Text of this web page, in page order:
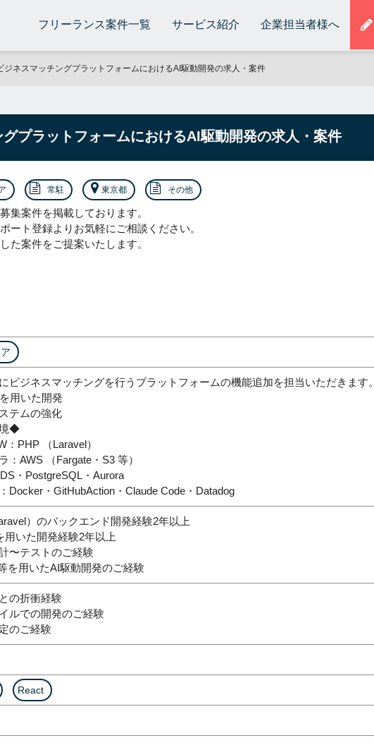
フリーランス案件一覧 サービス紹介 企業担当者様へ
ジネスマッチングプラットフォームにおけるAI駆動開発の求人・案件
グプラットフォームにおけるAI駆動開発の求人・案件
常駐 東京都 その他
集案件を掲載しております。
ト登録よりお気軽にご相談ください。
た案件をご提案いたします。
ビジネスマッチングを行うプラットフォームの機能追加を担当いただきます。
用いた開発
テムの強化
◆
：PHP （Laravel）
：AWS （Fargate・S3 等）
・PostgreSQL・Aurora
Docker・GitHubAction・Claude Code・Datadog
）のバックエンド開発経験2年以上
用いた開発経験2年以上
〜テストのご経験
を用いたAI駆動開発のご経験
の折衝経験
ルでの開発のご経験
のご経験
React